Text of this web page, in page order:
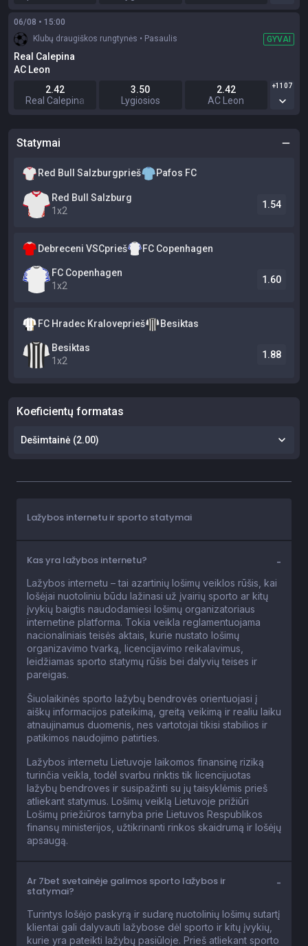
Lažybos internetu ir sporto statymai
Kas yra lažybos internetu?
Lažybos internetu – tai azartinių lošimų veiklos rūšis, kai
lošėjai nuotoliniu būdu lažinasi už įvairių sporto ar kitų
įvykių baigtis naudodamiesi lošimų organizatoriaus
internetine platforma. Tokia veikla reglamentuojama
nacionaliniais teisės aktais, kurie nustato lošimų
organizavimo tvarką, licencijavimo reikalavimus,
leidžiamas sporto statymų rūšis bei dalyvių teises ir
pareigas.
Šiuolaikinės sporto lažybų bendrovės orientuojasi į
aiškų informacijos pateikimą, greitą veikimą ir realiu laiku
atnaujinamus duomenis, nes vartotojai tikisi stabilios ir
patikimos naudojimo patirties.
Lažybos internetu Lietuvoje laikomos finansinę riziką
turinčia veikla, todėl svarbu rinktis tik licencijuotas
lažybų bendroves ir susipažinti su jų taisyklėmis prieš
atliekant statymus. Lošimų veiklą Lietuvoje prižiūri
Lošimų priežiūros tarnyba prie Lietuvos Respublikos
finansų ministerijos, užtikrinanti rinkos skaidrumą ir lošėjų
apsaugą.
Ar 7bet svetainėje galimos sporto lažybos ir
statymai?
Turintys lošėjo paskyrą ir sudarę nuotolinių lošimų sutartį
klientai gali dalyvauti lažybose dėl sporto ir kitų įvykių,
kurie yra pateikti lažybų pasiūloje. Prieš atliekant sporto